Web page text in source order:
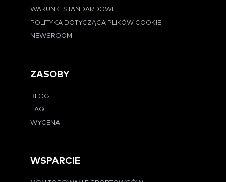
WARUNKI STANDARDOWE
POLITYKA DOTYCZĄCA PLIKÓW COOKIE
NEWSROOM
ZASOBY
BLOG
FAQ
WYCENA
WSPARCIE